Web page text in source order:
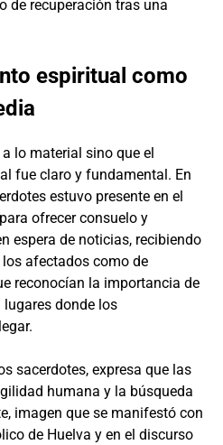
de recuperación tras una
espiritual como
lo material sino que el
fue claro y fundamental. En
estuvo presente en el
ofrecer consuelo y
espera de noticias, recibiendo
afectados como de
reconocían la importancia de
lugares donde los
sacerdotes, expresa que las
humana y la búsqueda
imagen que se manifestó con
de Huelva y en el discurso